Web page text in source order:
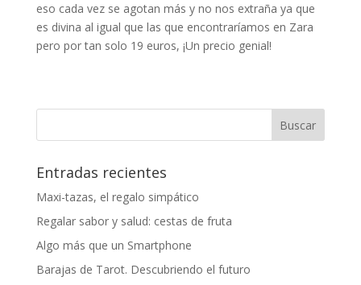
eso cada vez se agotan más y no nos extraña ya que
es divina al igual que las que encontraríamos en Zara
pero por tan solo 19 euros, ¡Un precio genial!
Entradas recientes
Maxi-tazas, el regalo simpático
Regalar sabor y salud: cestas de fruta
Algo más que un Smartphone
Barajas de Tarot. Descubriendo el futuro